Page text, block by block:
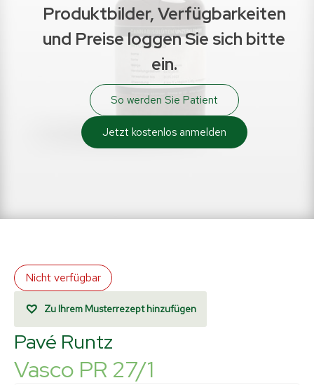
Produktbilder, Verfügbarkeiten
und Preise loggen Sie sich bitte
ein.
So werden Sie Patient
Jetzt kostenlos anmelden
Nicht verfügbar
Zu Ihrem Musterrezept hinzufügen
Pavé Runtz
Vasco PR 27/1